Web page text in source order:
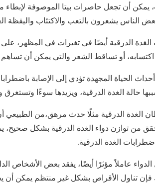
يمكن أن تجعل حاصرات بيتا الموصوفة
الناس يشعرون بالتعب والاكتئاب واليقظة
الدرقية أيضًا في تغيرات في المظهر،
اكتسابه، أو تساقط الشعر والتي يمكن أن
الحياة المجهدة تؤدي إلى الإصابة
حالة الغدة الدرقية، ويزيدها سوءًا وتستغرق
الغدة الدرقية مثلًا حدث مرهق،من الطبيعي
من توازن دواء الغدة الدرقية بشكل
الغدة الدرقية.
عاملاً مؤثرًا أيضًا، يفقد بعض الأشخاص
تناول الأقراص بشكل غير منتظم يمكن أن